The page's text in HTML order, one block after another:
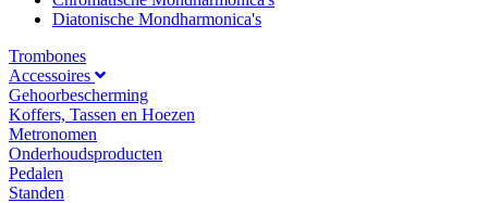
Diatonische Mondharmonica's
Trombones
Accessoires
Gehoorbescherming
Koffers, Tassen en Hoezen
Metronomen
Onderhoudsproducten
Pedalen
Standen